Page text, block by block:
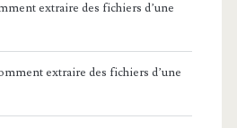
extraire des fichiers d’une
extraire des fichiers d’une